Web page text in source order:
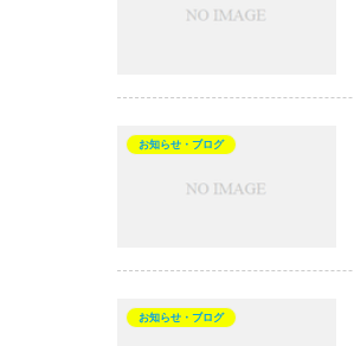
お知らせ・ブログ
お知らせ・ブログ